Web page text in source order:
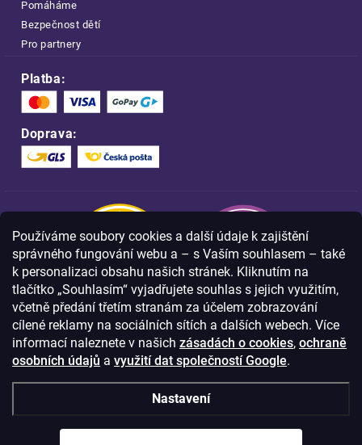
Používáme soubory cookies a další údaje k zajištění
správného fungování webu a – s Vaším souhlasem – také
k personalizaci obsahu našich stránek. Kliknutím na
tlačítko „Souhlasím“ vyjadřujete souhlas s jejich využitím,
včetně předání třetím stranám za účelem zobrazování
cílené reklamy na sociálních sítích a dalších webech. Více
informací naleznete v našich zásadách o cookies, ochraně
osobních údajů a využití dat společností Google.
Nastavení
Pomáháme
Bezpečnost dětí
Pro partnery
Platba:
Doprava:
Nakupujte na FOA bezpečně a bez obav.
Díky HTTPS protokolu jsou Vaše citlivá
data v naprostém bezpečí.
© Copyright2026Westlogic s.r.o.,
Olomoucká 267/29, Opava, 746 01